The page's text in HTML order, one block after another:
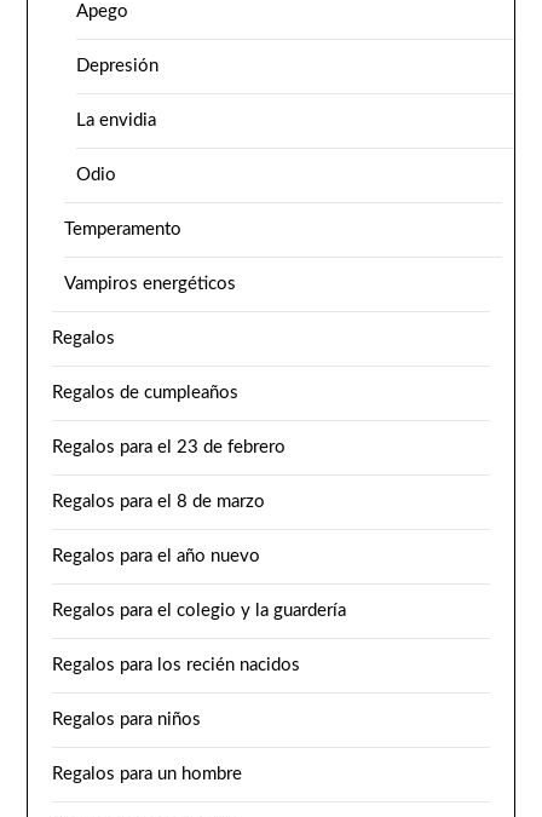
Apego
Depresión
La envidia
Odio
Temperamento
Vampiros energéticos
Regalos
Regalos de cumpleaños
Regalos para el 23 de febrero
Regalos para el 8 de marzo
Regalos para el año nuevo
Regalos para el colegio y la guardería
Regalos para los recién nacidos
Regalos para niños
Regalos para un hombre